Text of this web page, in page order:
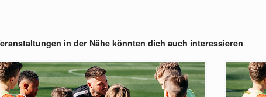
in der Nähe könnten dich auch interessieren